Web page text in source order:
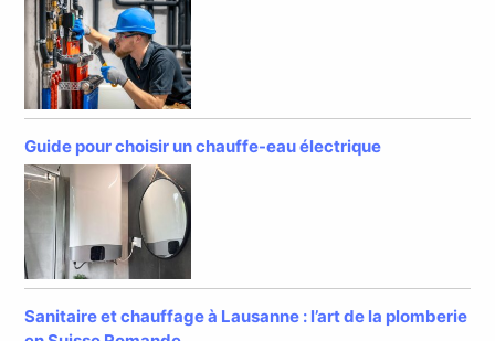
Guide pour choisir un chauffe-eau électrique
Sanitaire et chauffage à Lausanne : l’art de la plomberie